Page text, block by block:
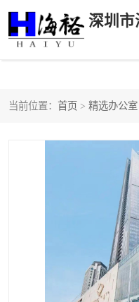
当前位置： 首页 > 精选办公室
福田中心区写字楼租赁